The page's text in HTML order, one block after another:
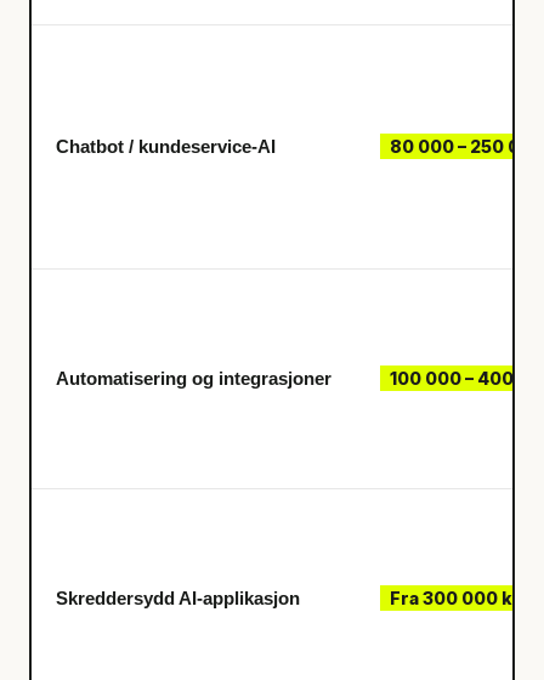
Chatbot / kundeservice-AI 80 000 – 250
Automatisering og integrasjoner 100 000 – 400
Skreddersydd AI-applikasjon Fra 300 000 kr